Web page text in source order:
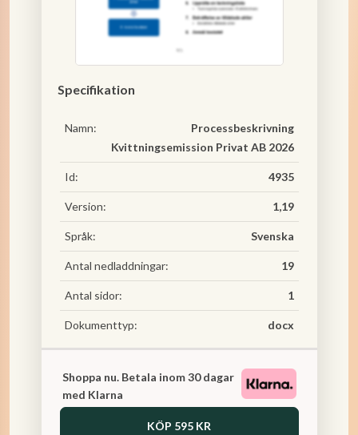
Specifikation
Namn:
Processbeskrivning
Kvittningsemission Privat AB 2026
Id: 4935
Version: 1,19
Språk: Svenska
Antal nedladdningar: 19
Antal sidor: 1
Dokumenttyp: docx
Shoppa nu. Betala inom 30 dagar
med Klarna
KÖP 595 KR